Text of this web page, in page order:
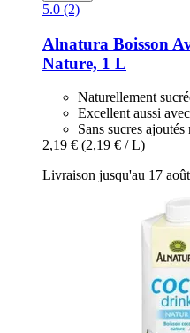
5.0 (2)
Alnatura Boisson
Nature, 1 L
Naturellement
Excellent aussi
Sans sucres ajoutés
2,19 € (2,19 € / L)
Livraison jusqu'au 17 août